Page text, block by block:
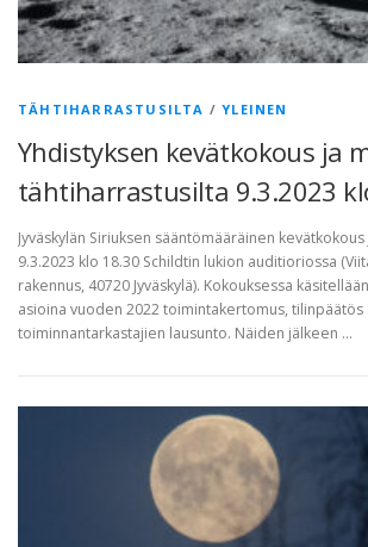
TÄHTIHARRASTUSILTA /YLEINEN
Yhdistyksen kevätkokous ja
tähtiharrastusilta 9.3.2023
Jyväskylän Siriuksen sääntömääräinen
9.3.2023 klo 18.30 Schildtin lukion auditioriossa
rakennus, 40720 Jyväskylä). Kokouksessa
asioina vuoden 2022 toimintakertomus, tilinpäätös
toiminnantarkastajien lausunto. Näiden jälkeen …